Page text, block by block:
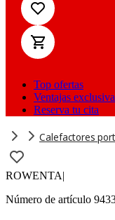
Top ofertas
Ventajas
Reserva tu cita
Calefactores
ROWENTA|
Número de artículo